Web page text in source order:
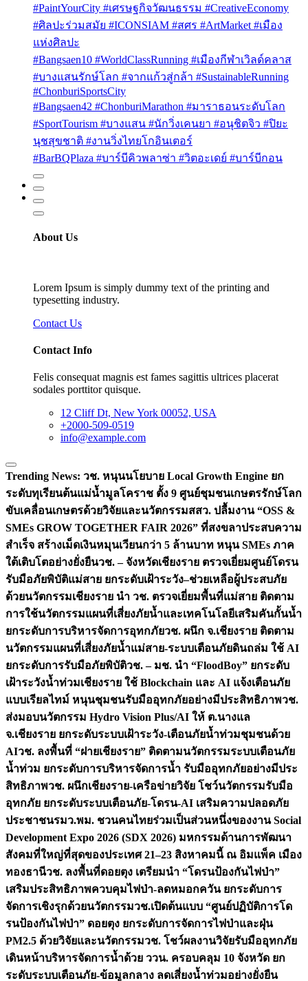
#PaintYourCity #เศรษฐกิจวัฒนธรรม #CreativeEconomy
#ศิลปะร่วมสมัย #ICONSIAM #สศร #ArtMarket #เมือง
แห่งศิลปะ
#Bangsaen10 #WorldClassRunning #เมืองกีฬาเวิลด์คลาส
#บางแสนรักษ์โลก #จากแก้วสู่กล้า #SustainableRunning
#ChonburiSportsCity
#Bangsaen42 #ChonburiMarathon #มาราธอนระดับโลก
#SportTourism #บางแสน #นักวิ่งเคนยา #อนุชิตจิว #ปิยะ
นุชสุขชาติ #งานวิ่งไทยโกอินเตอร์
#BarBQPlaza #บาร์บีคิวพลาซ่า #วิตอะเดย์ #บาร์บีกอน
About Us
Lorem Ipsum is simply dummy text of the printing and
typesetting industry.
Contact Us
Contact Info
Felis consequat magnis est fames sagittis ultrices placerat
sodales porttitor quisque.
12 Cliff Dt, New York 00052, USA
+2000-509-0519
info@example.com
Trending News: วช. หนุนนโยบาย Local Growth Engine ยก
ระดับทุเรียนต้นแม่น้ำมูลโคราช ตั้ง 9 ศูนย์ชุมชนเกษตรรักษ์โลก
ขับเคลื่อนเกษตรด้วยวิจัยและนวัตกรรมสสว. ปลื้มงาน “OSS &
SMEs GROW TOGETHER FAIR 2026” ที่สงขลาประสบความ
สำเร็จ สร้างเม็ดเงินหมุนเวียนกว่า 5 ล้านบาท หนุน SMEs ภาค
ใต้เติบโตอย่างยั่งยืนวช. – จังหวัดเชียงราย ตรวจเยี่ยมศูนย์โดรน
รับมือภัยพิบัติแม่สาย ยกระดับเฝ้าระวัง–ช่วยเหลือผู้ประสบภัย
ด้วยนวัตกรรมเชียงราย นำ วช. ตรวจเยี่ยมพื้นที่แม่สาย ติดตาม
การใช้นวัตกรรมแผนที่เสี่ยงภัยน้ำและเทคโนโลยีเสริมคันกั้นน้ำ
ยกระดับการบริหารจัดการอุทกภัยวช. ผนึก จ.เชียงราย ติดตาม
นวัตกรรมแผนที่เสี่ยงภัยน้ำแม่สาย-ระบบเตือนภัยดินถล่ม ใช้ AI
ยกระดับการรับมือภัยพิบัติวช. – มช. นำ “FloodBoy” ยกระดับ
เฝ้าระวังน้ำท่วมเชียงราย ใช้ Blockchain และ AI แจ้งเตือนภัย
แบบเรียลไทม์ หนุนชุมชนรับมืออุทกภัยอย่างมีประสิทธิภาพวช.
ส่งมอบนวัตกรรม Hydro Vision Plus/AI ให้ ต.นางแล
จ.เชียงราย ยกระดับระบบเฝ้าระวัง-เตือนภัยน้ำท่วมชุมชนด้วย
AIวช. ลงพื้นที่ “ฝายเชียงราย” ติดตามนวัตกรรมระบบเตือนภัย
น้ำท่วม ยกระดับการบริหารจัดการน้ำ รับมืออุทกภัยอย่างมีประ
สิทธิภาพวช. ผนึกเชียงราย-เครือข่ายวิจัย โชว์นวัตกรรมรับมือ
อุทกภัย ยกระดับระบบเตือนภัย-โดรน-AI เสริมความปลอดภัย
ประชาชนรมว.พม. ชวนคนไทยร่วมเป็นส่วนหนึ่งของงาน Social
Development Expo 2026 (SDX 2026) มหกรรมด้านการพัฒนา
สังคมที่ใหญ่ที่สุดของประเทศ 21–23 สิงหาคมนี้ ณ อิมแพ็ค เมือง
ทองธานีวช. ลงพื้นที่ดอยตุง เตรียมนำ “โดรนป้องกันไฟป่า”
เสริมประสิทธิภาพควบคุมไฟป่า-ลดหมอกควัน ยกระดับการ
จัดการเชิงรุกด้วยนวัตกรรมวช.เปิดต้นแบบ “ศูนย์ปฏิบัติการโด
รนป้องกันไฟป่า” ดอยตุง ยกระดับการจัดการไฟป่าและฝุ่น
PM2.5 ด้วยวิจัยและนวัตกรรมวช. โชว์ผลงานวิจัยรับมืออุทกภัย
เดินหน้าบริหารจัดการน้ำด้วย ววน. ครอบคลุม 10 จังหวัด ยก
ระดับระบบเตือนภัย-ข้อมูลกลาง ลดเสี่ยงน้ำท่วมอย่างยั่งยืน